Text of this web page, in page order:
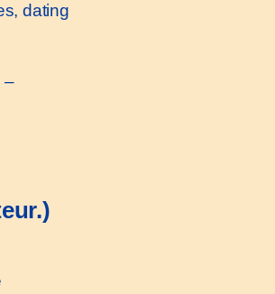
dating
–